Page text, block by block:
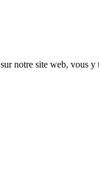
sur notre site web, vous